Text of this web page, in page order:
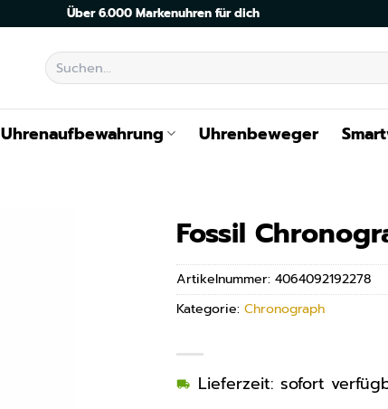
Über 6.000 Markenuhren für dich
Suchen
nach:
Uhrenaufbewahrung Uhrenbeweger
Fossil
Lieferzeit: sofort
Artikelnummer: 4064092192278
Kategorie: Chronograph